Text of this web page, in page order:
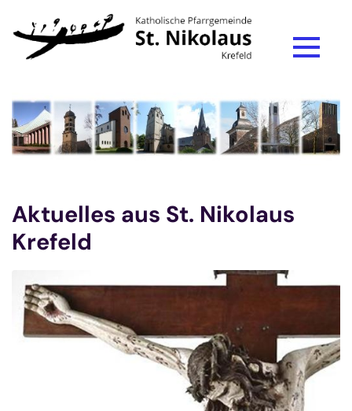
Zum Inhalt springen
Aktuelles aus St. Nikolaus
Krefeld